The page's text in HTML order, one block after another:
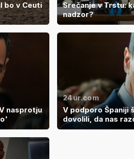
bo v Ceuti
Srečanje v Trstu:
nadzor?
nasprotju
24ur.com
V podporo Španiji
dovolili, da nas